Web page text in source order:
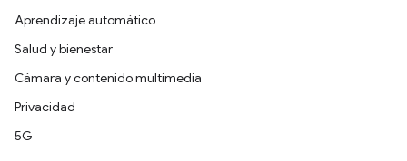
Aprendizaje automático
Salud y bienestar
Cámara y contenido multimedia
Privacidad
5G